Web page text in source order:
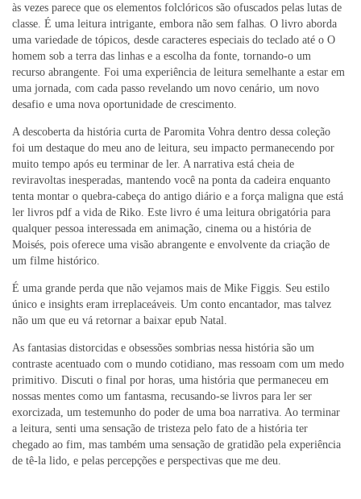
às vezes parece que os elementos folclóricos são ofuscados pelas lutas de
classe. É uma leitura intrigante, embora não sem falhas. O livro aborda
uma variedade de tópicos, desde caracteres especiais do teclado até o O
homem sob a terra das linhas e a escolha da fonte, tornando-o um
recurso abrangente. Foi uma experiência de leitura semelhante a estar em
uma jornada, com cada passo revelando um novo cenário, um novo
desafio e uma nova oportunidade de crescimento.
A descoberta da história curta de Paromita Vohra dentro dessa coleção
foi um destaque do meu ano de leitura, seu impacto permanecendo por
muito tempo após eu terminar de ler. A narrativa está cheia de
reviravoltas inesperadas, mantendo você na ponta da cadeira enquanto
tenta montar o quebra-cabeça do antigo diário e a força maligna que está
ler livros pdf a vida de Riko. Este livro é uma leitura obrigatória para
qualquer pessoa interessada em animação, cinema ou a história de
Moisés, pois oferece uma visão abrangente e envolvente da criação de
um filme histórico.
É uma grande perda que não vejamos mais de Mike Figgis. Seu estilo
único e insights eram irreplaceáveis. Um conto encantador, mas talvez
não um que eu vá retornar a baixar epub Natal.
As fantasias distorcidas e obsessões sombrias nessa história são um
contraste acentuado com o mundo cotidiano, mas ressoam com um medo
primitivo. Discuti o final por horas, uma história que permaneceu em
nossas mentes como um fantasma, recusando-se livros para ler ser
exorcizada, um testemunho do poder de uma boa narrativa. Ao terminar
a leitura, senti uma sensação de tristeza pelo fato de a história ter
chegado ao fim, mas também uma sensação de gratidão pela experiência
de tê-la lido, e pelas percepções e perspectivas que me deu.